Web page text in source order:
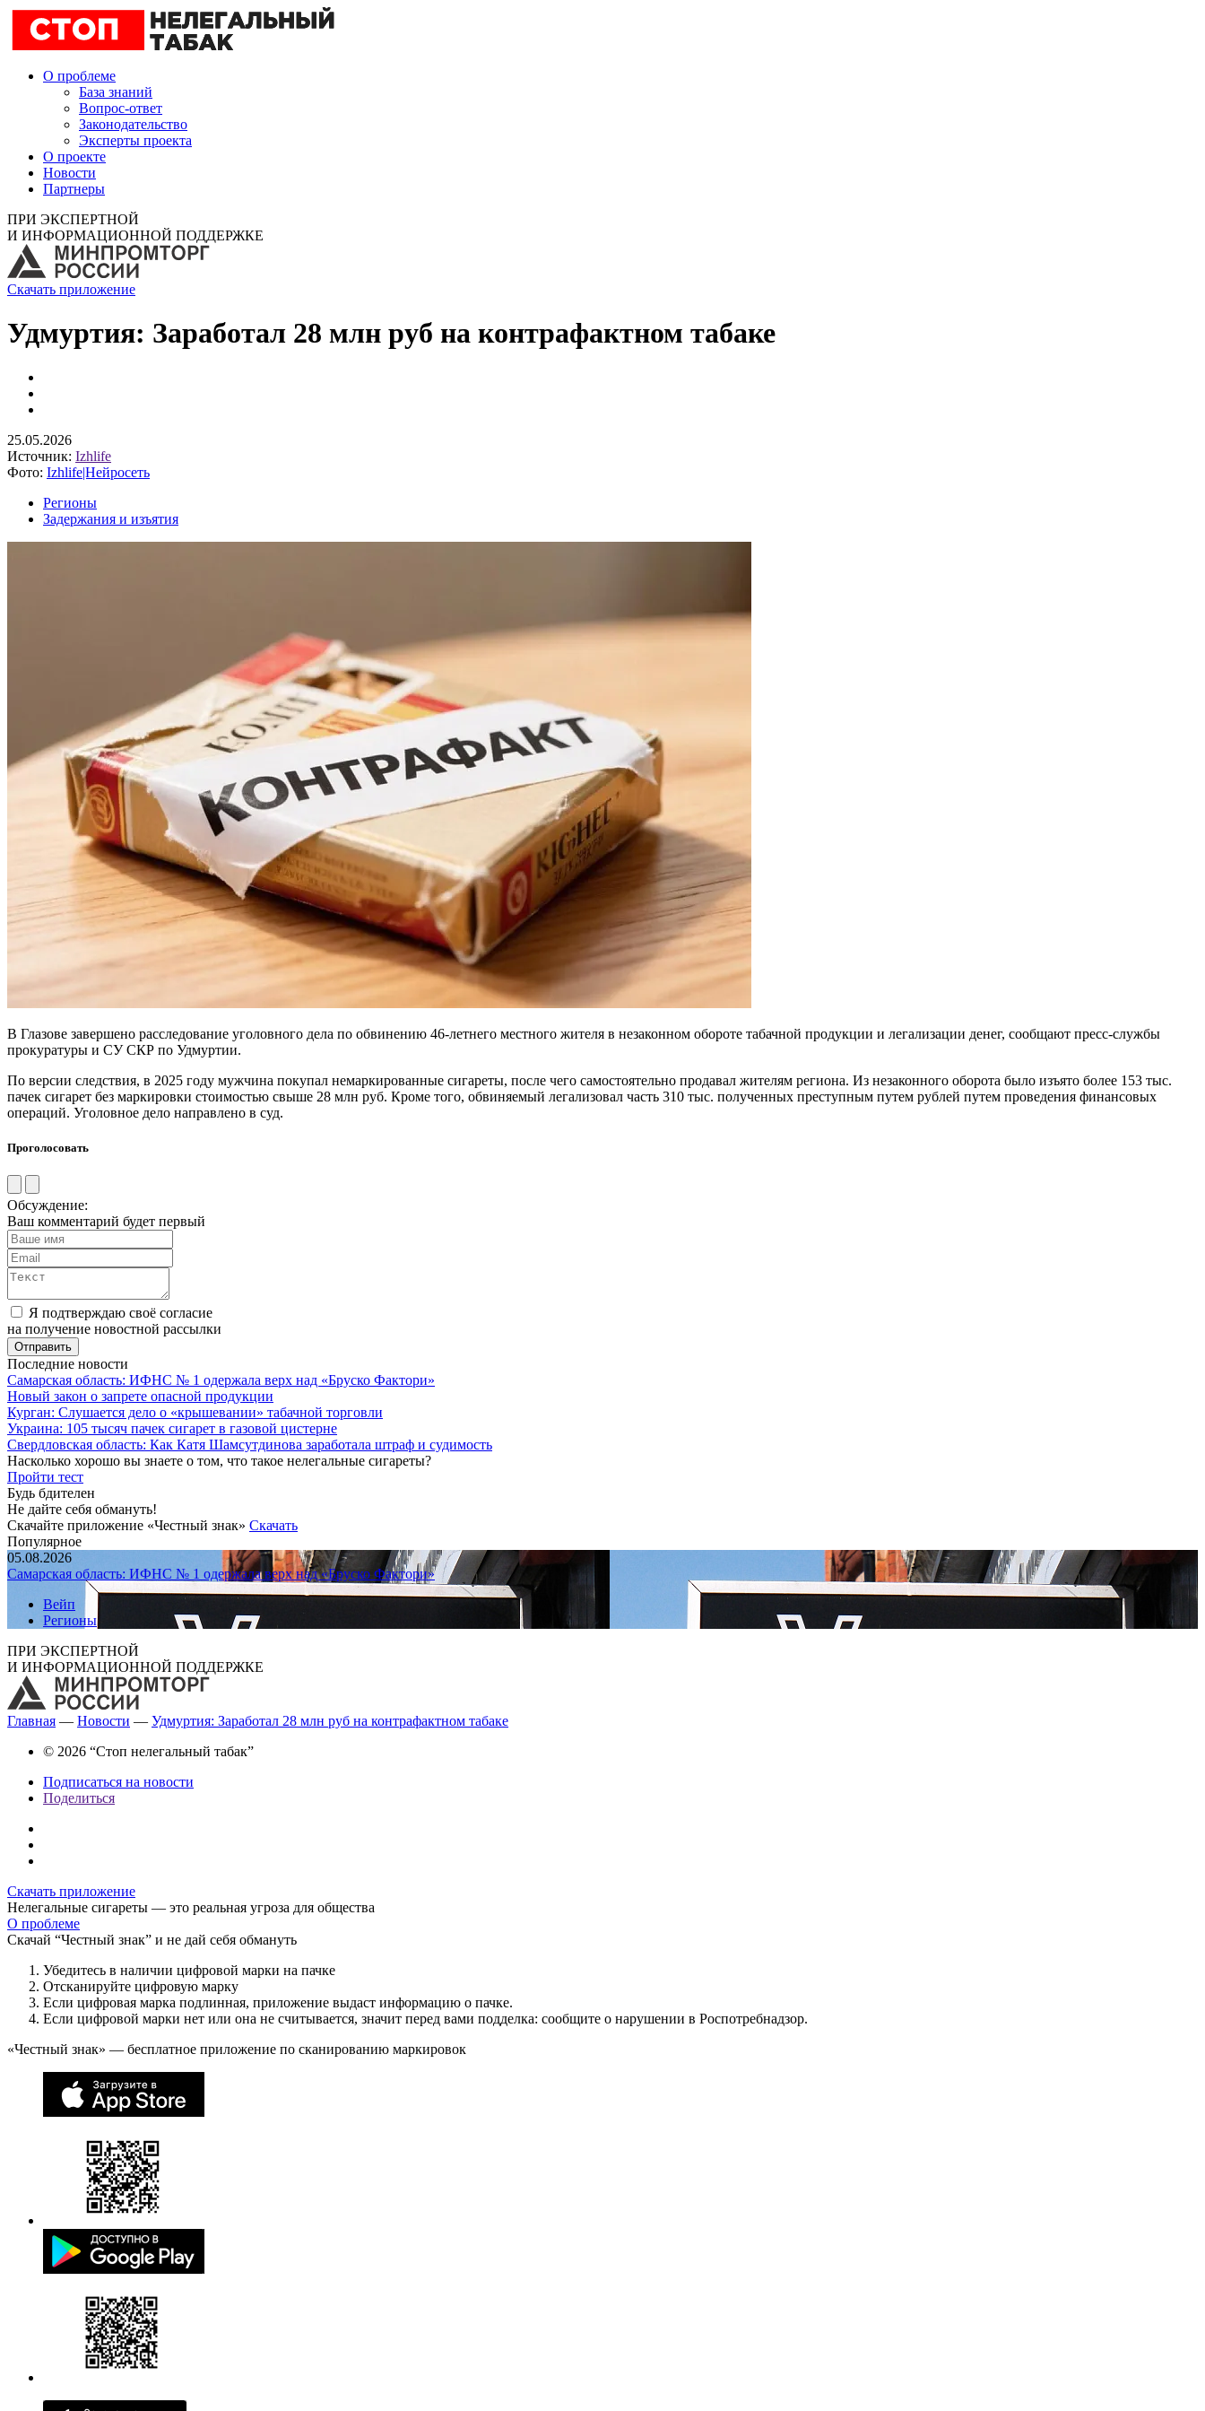
О проблеме
База знаний
Вопрос-ответ
Законодательство
Эксперты проекта
О проекте
Новости
Партнеры
ПРИ ЭКСПЕРТНОЙ
И ИНФОРМАЦИОННОЙ ПОДДЕРЖКЕ
Скачать приложение
Удмуртия: Заработал 28 млн руб на контрафактном табаке
25.05.2026
Источник: Izhlife
Фото: Izhlife|Нейросеть
Регионы
Задержания и изъятия
В Глазове завершено расследование уголовного дела по обвинению 46-летнего местного жителя в незаконном обороте табачной продукции и легализации денег, сообщают пресс-службы
прокуратуры и СУ СКР по Удмуртии.
По версии следствия, в 2025 году мужчина покупал немаркированные сигареты, после чего самостоятельно продавал жителям региона. Из незаконного оборота было изъято более 153 тыс.
пачек сигарет без маркировки стоимостью свыше 28 млн руб. Кроме того, обвиняемый легализовал часть 310 тыс. полученных преступным путем рублей путем проведения финансовых
операций. Уголовное дело направлено в суд.
Проголосовать
Обсуждение:
Ваш комментарий будет первый
Я подтверждаю своё согласие
на получение новостной рассылки
Последние новости
Самарская область: ИФНС № 1 одержала верх над «Бруско Фактори»
Новый закон о запрете опасной продукции
Курган: Слушается дело о «крышевании» табачной торговли
Украина: 105 тысяч пачек сигарет в газовой цистерне
Свердловская область: Как Катя Шамсутдинова заработала штраф и судимость
Насколько хорошо вы знаете о том, что такое нелегальные сигареты?
Пройти тест
Будь бдителен
Не дайте себя обмануть!
Скачайте приложение «Честный знак» Скачать
Популярное
05.08.2026
Самарская область: ИФНС № 1 одержала верх над «Бруско Фактори»
Вейп
Регионы
ПРИ ЭКСПЕРТНОЙ
И ИНФОРМАЦИОННОЙ ПОДДЕРЖКЕ
Главная — Новости — Удмуртия: Заработал 28 млн руб на контрафактном табаке
© 2026 “Стоп нелегальный табак”
Подписаться на новости
Поделиться
Скачать приложение
Нелегальные сигареты — это реальная угроза для общества
О проблеме
Скачай “Честный знак” и не дай себя обмануть
Убедитесь в наличии цифровой марки на пачке
Отсканируйте цифровую марку
Если цифровая марка подлинная, приложение выдаст информацию о пачке.
Если цифровой марки нет или она не считывается, значит перед вами подделка: сообщите о нарушении в Роспотребнадзор.
«Честный знак» — бесплатное приложение по сканированию маркировок